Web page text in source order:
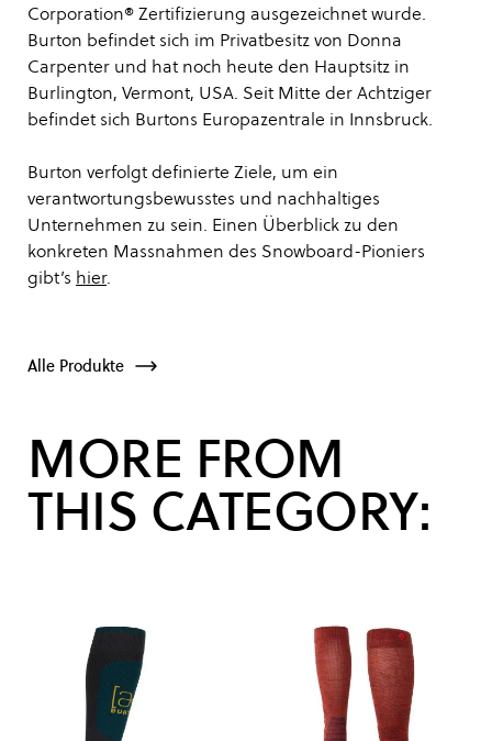
Corporation® Zertifizierung ausgezeichnet wurde.
Burton befindet sich im Privatbesitz von Donna
Carpenter und hat noch heute den Hauptsitz in
Burlington, Vermont, USA. Seit Mitte der Achtziger
befindet sich Burtons Europazentrale in Innsbruck.
Burton verfolgt definierte Ziele, um ein
verantwortungsbewusstes und nachhaltiges
Unternehmen zu sein. Einen Überblick zu den
konkreten Massnahmen des Snowboard-Pioniers
gibt’s hier.
Alle Produkte
MORE FROM
THIS CATEGORY: